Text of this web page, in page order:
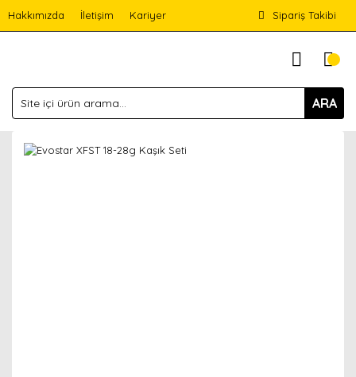
Hakkımızda İletişim Kariyer Sipariş Takibi
ARA